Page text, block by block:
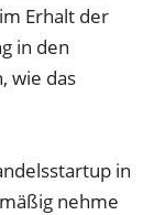
Erhalt der
in den
wie das
in
nehme